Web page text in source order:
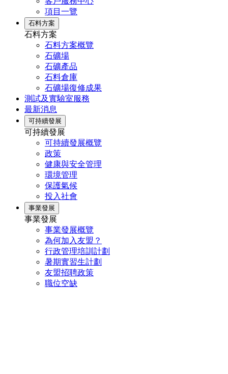
項目一覽
石料方案
石料方案
石料方案概覽
石礦場
石礦產品
石料倉庫
石礦場復修成果
測試及實驗室服務
最新消息
可持續發展
可持續發展
可持續發展概覽
政策
健康與安全管理
環境管理
保護氣候
投入社會
事業發展
事業發展
事業發展概覽
為何加入友盟？
行政管理培訓計劃
暑期實習生計劃
友盟招聘政策
職位空缺